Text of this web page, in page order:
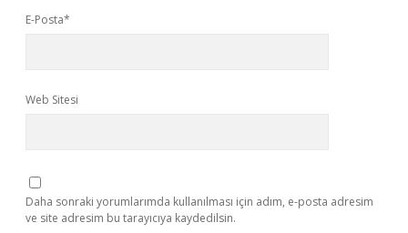
E-Posta*
Web Sitesi
Daha sonraki yorumlarımda kullanılması için adım, e-posta adresim
ve site adresim bu tarayıcıya kaydedilsin.